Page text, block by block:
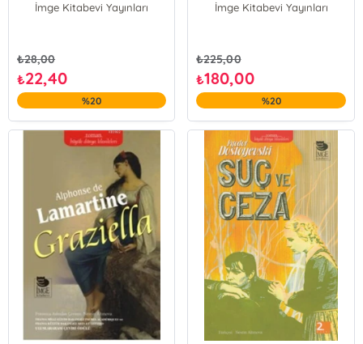
İmge Kitabevi Yayınları
₺28,00
₺22,40
%20
İmge Kitabevi Yayınları
₺225,00
₺180,00
%20